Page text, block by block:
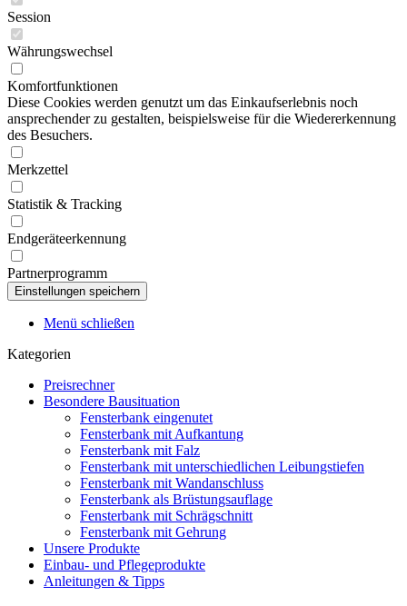
Session
Währungswechsel
Komfortfunktionen
Diese Cookies werden genutzt um das Einkaufserlebnis noch
ansprechender zu gestalten, beispielsweise für die Wiedererkennung
des Besuchers.
Merkzettel
Statistik & Tracking
Endgeräteerkennung
Partnerprogramm
Menü schließen
Kategorien
Preisrechner
Besondere Bausituation
Fensterbank eingenutet
Fensterbank mit Aufkantung
Fensterbank mit Falz
Fensterbank mit unterschiedlichen Leibungstiefen
Fensterbank mit Wandanschluss
Fensterbank als Brüstungsauflage
Fensterbank mit Schrägschnitt
Fensterbank mit Gehrung
Unsere Produkte
Einbau- und Pflegeprodukte
Anleitungen & Tipps